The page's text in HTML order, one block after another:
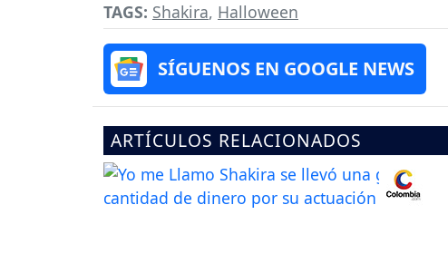
TAGS: Shakira, Halloween
SÍGUENOS EN GOOGLE NEWS
ARTÍCULOS RELACIONADOS